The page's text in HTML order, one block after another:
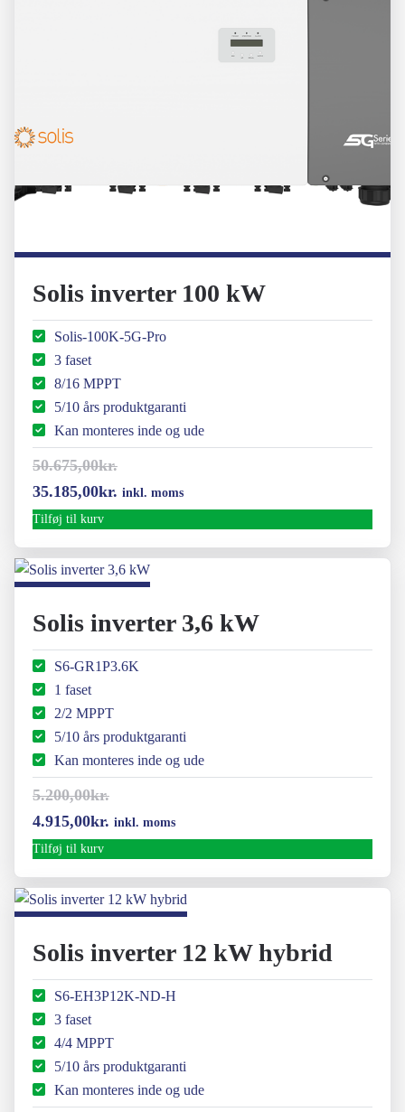
Solis inverter 100 kW
Solis-100K-5G-Pro
3 faset
8/16 MPPT
5/10 års produktgaranti
Kan monteres inde og ude
50.675,00kr.
Den
oprindelige
pris
var:
35.185,00kr. Den
pris
er:
inkl. moms
Tilføj til kurv
Solis inverter 3,6 kW
S6-GR1P3.6K
1 faset
2/2 MPPT
5/10 års produktgaranti
Kan monteres inde og ude
5.200,00kr.
Den
oprindelige
pris
var:
4.915,00kr. Den
pris
er:
inkl. moms
Tilføj til kurv
Solis inverter 12 kW hybrid
S6-EH3P12K-ND-H
3 faset
4/4 MPPT
5/10 års produktgaranti
Kan monteres inde og ude